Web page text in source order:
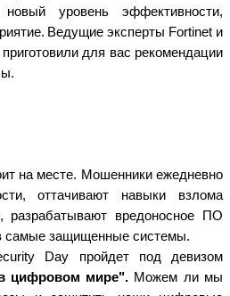
уровень эффективности,
Ведущие эксперты Fortinet и
для вас рекомендации
на месте. Мошенники ежедневно
оттачивают навыки взлома
разрабатывают вредоносное ПО
самые защищенные системы.
Day пройдет под девизом
цифровом мире". Можем ли мы